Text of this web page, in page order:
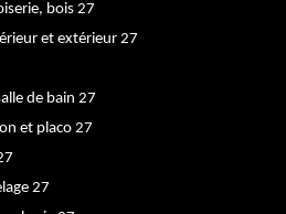
bois 27
et extérieur 27
de bain 27
et placo 27
27